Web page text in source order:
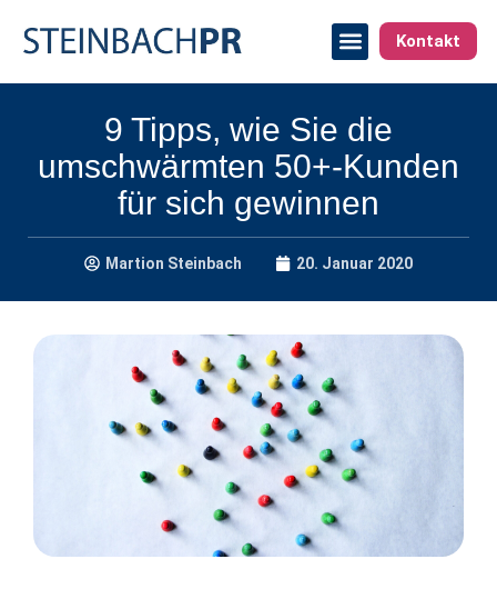
Kontakt
9 Tipps, wie Sie die
umschwärmten 50+-Kunden
für sich gewinnen
Martion Steinbach 20. Januar 2020